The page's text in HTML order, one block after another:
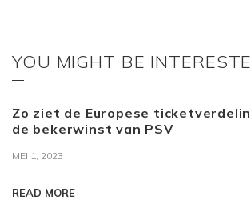
YOU MIGHT BE
Zo ziet de Europese
de bekerwinst van PSV
MEI 1, 2023
READ MORE